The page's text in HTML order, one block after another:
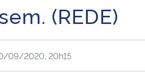
Banco Central do Brasil
(REDE)
09/2020, 20h15